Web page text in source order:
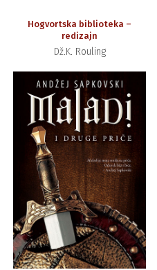
Hogvortska biblioteka –
redizajn
Dž.K. Rouling